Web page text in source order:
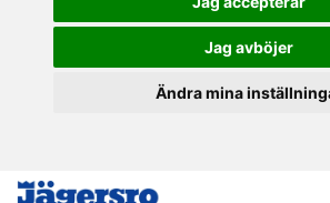
Jag avböjer
Ändra mina